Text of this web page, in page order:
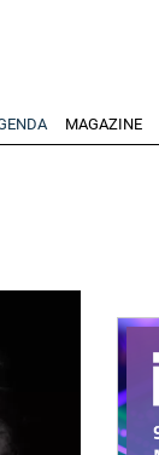
MAGAZINE